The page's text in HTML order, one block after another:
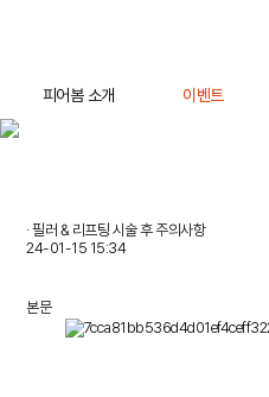
피어봄 소개 이벤트
· 필러 & 리프팅 시술 후 주의사항
24-01-15 15:34
본문